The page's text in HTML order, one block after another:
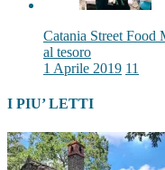
Catania Street Food
al tesoro
1 Aprile 2019 11
I PIU’ LETTI